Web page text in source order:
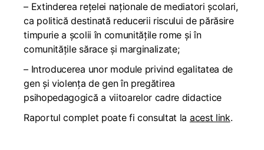
– Extinderea rețelei naționale de mediatori școlari,
ca politică destinată reducerii riscului de părăsire
timpurie a școlii în comunitățile rome și în
comunitățile sărace și marginalizate;
– Introducerea unor module privind egalitatea de
gen și violența de gen în pregătirea
psihopedagogică a viitoarelor cadre didactice
Raportul complet poate fi consultat la acest link.